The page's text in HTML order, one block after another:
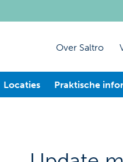
Over Saltro
Locaties Praktische